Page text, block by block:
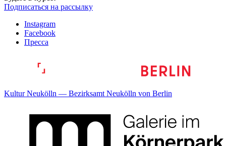
Подписаться на рассылку
Instagram
Facebook
Пресса
Kultur Neukölln — Bezirksamt Neukölln von Berlin